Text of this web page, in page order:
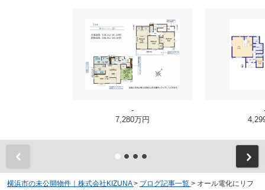
-
7,280万円
横浜市の未公開物件｜株式会社KIZUNA > ブログ記事一覧 > オール電化にリフ